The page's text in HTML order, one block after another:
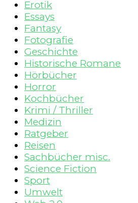
Erotik
Essays
Fantasy
Fotografie
Geschichte
Historische Romane
Hörbücher
Horror
Kochbücher
Krimi / Thriller
Medizin
Ratgeber
Reisen
Sachbücher misc.
Science Fiction
Sport
Umwelt